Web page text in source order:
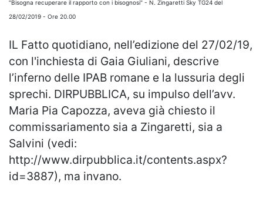
"Bisogna recuperare il rapporto con i bisognosi" - N. Zingaretti Sky TG24 del
28/02/2019 - Ore 20.00
IL Fatto quotidiano, nell’edizione del 27/02/19,
con l'inchiesta di Gaia Giuliani, descrive
l’inferno delle IPAB romane e la lussuria degli
sprechi. DIRPUBBLICA, su impulso dell’avv.
Maria Pia Capozza, aveva già chiesto il
commissariamento sia a Zingaretti, sia a
Salvini (vedi:
http://www.dirpubblica.it/contents.aspx?
id=3887), ma invano.